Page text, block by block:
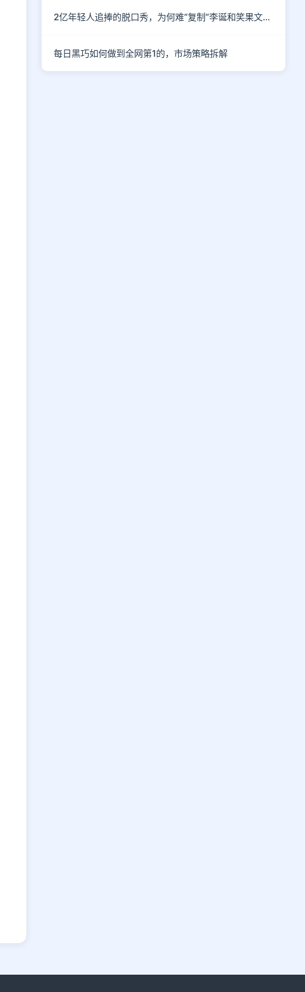
2亿年轻人追捧的脱口秀，为何难“复制”李诞和笑果文化？
每日黑巧如何做到全网第1的，市场策略拆解